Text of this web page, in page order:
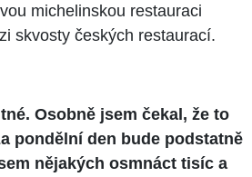
michelinskou restauraci
skvosty českých restaurací.
Osobně jsem čekal, že to
pondělní den bude podstatně
nějakých osmnáct tisíc a